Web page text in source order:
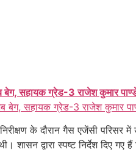
सहायक ग्रेड-3 राजेश कुमार
सहायक ग्रेड-3 राजेश कुमार
निरीक्षण के दौरान गैस एजेंसी
थी। शासन द्वारा स्पष्ट निर्देश